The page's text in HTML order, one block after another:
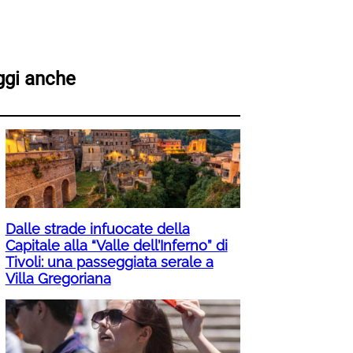
anche
Dalle strade infuocate della
Capitale alla “Valle dell’Inferno” di
Tivoli: una passeggiata serale a
Villa Gregoriana